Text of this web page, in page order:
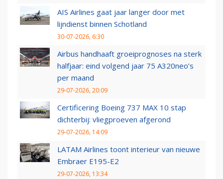
AIS Airlines gaat jaar langer door met
lijndienst binnen Schotland
30-07-2026, 6:30
Airbus handhaaft groeiprognoses na sterk
halfjaar: eind volgend jaar 75 A320neo’s
per maand
29-07-2026, 20:09
Certificering Boeing 737 MAX 10 stap
dichterbij: vliegproeven afgerond
29-07-2026, 14:09
LATAM Airlines toont interieur van nieuwe
Embraer E195-E2
29-07-2026, 13:34